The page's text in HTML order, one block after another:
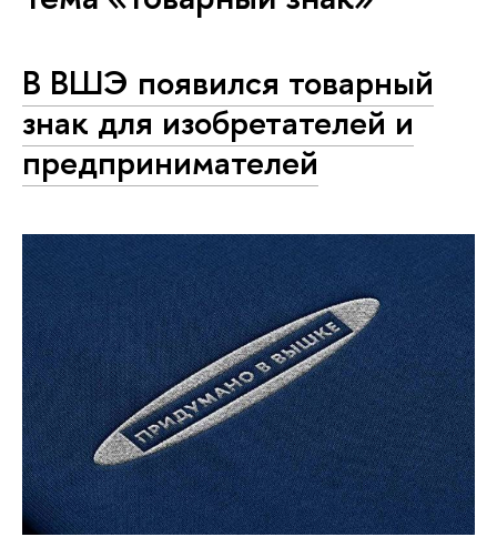
В ВШЭ появился товарный
знак для изобретателей и
предпринимателей